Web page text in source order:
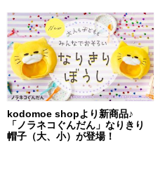
kodomoe shopより新商品♪
「ノラネコぐんだん」なりきり
帽子（大、小）が登場！